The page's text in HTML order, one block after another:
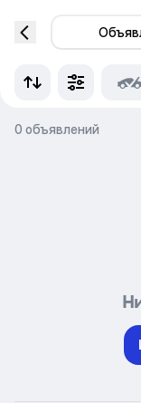
0 объявлений